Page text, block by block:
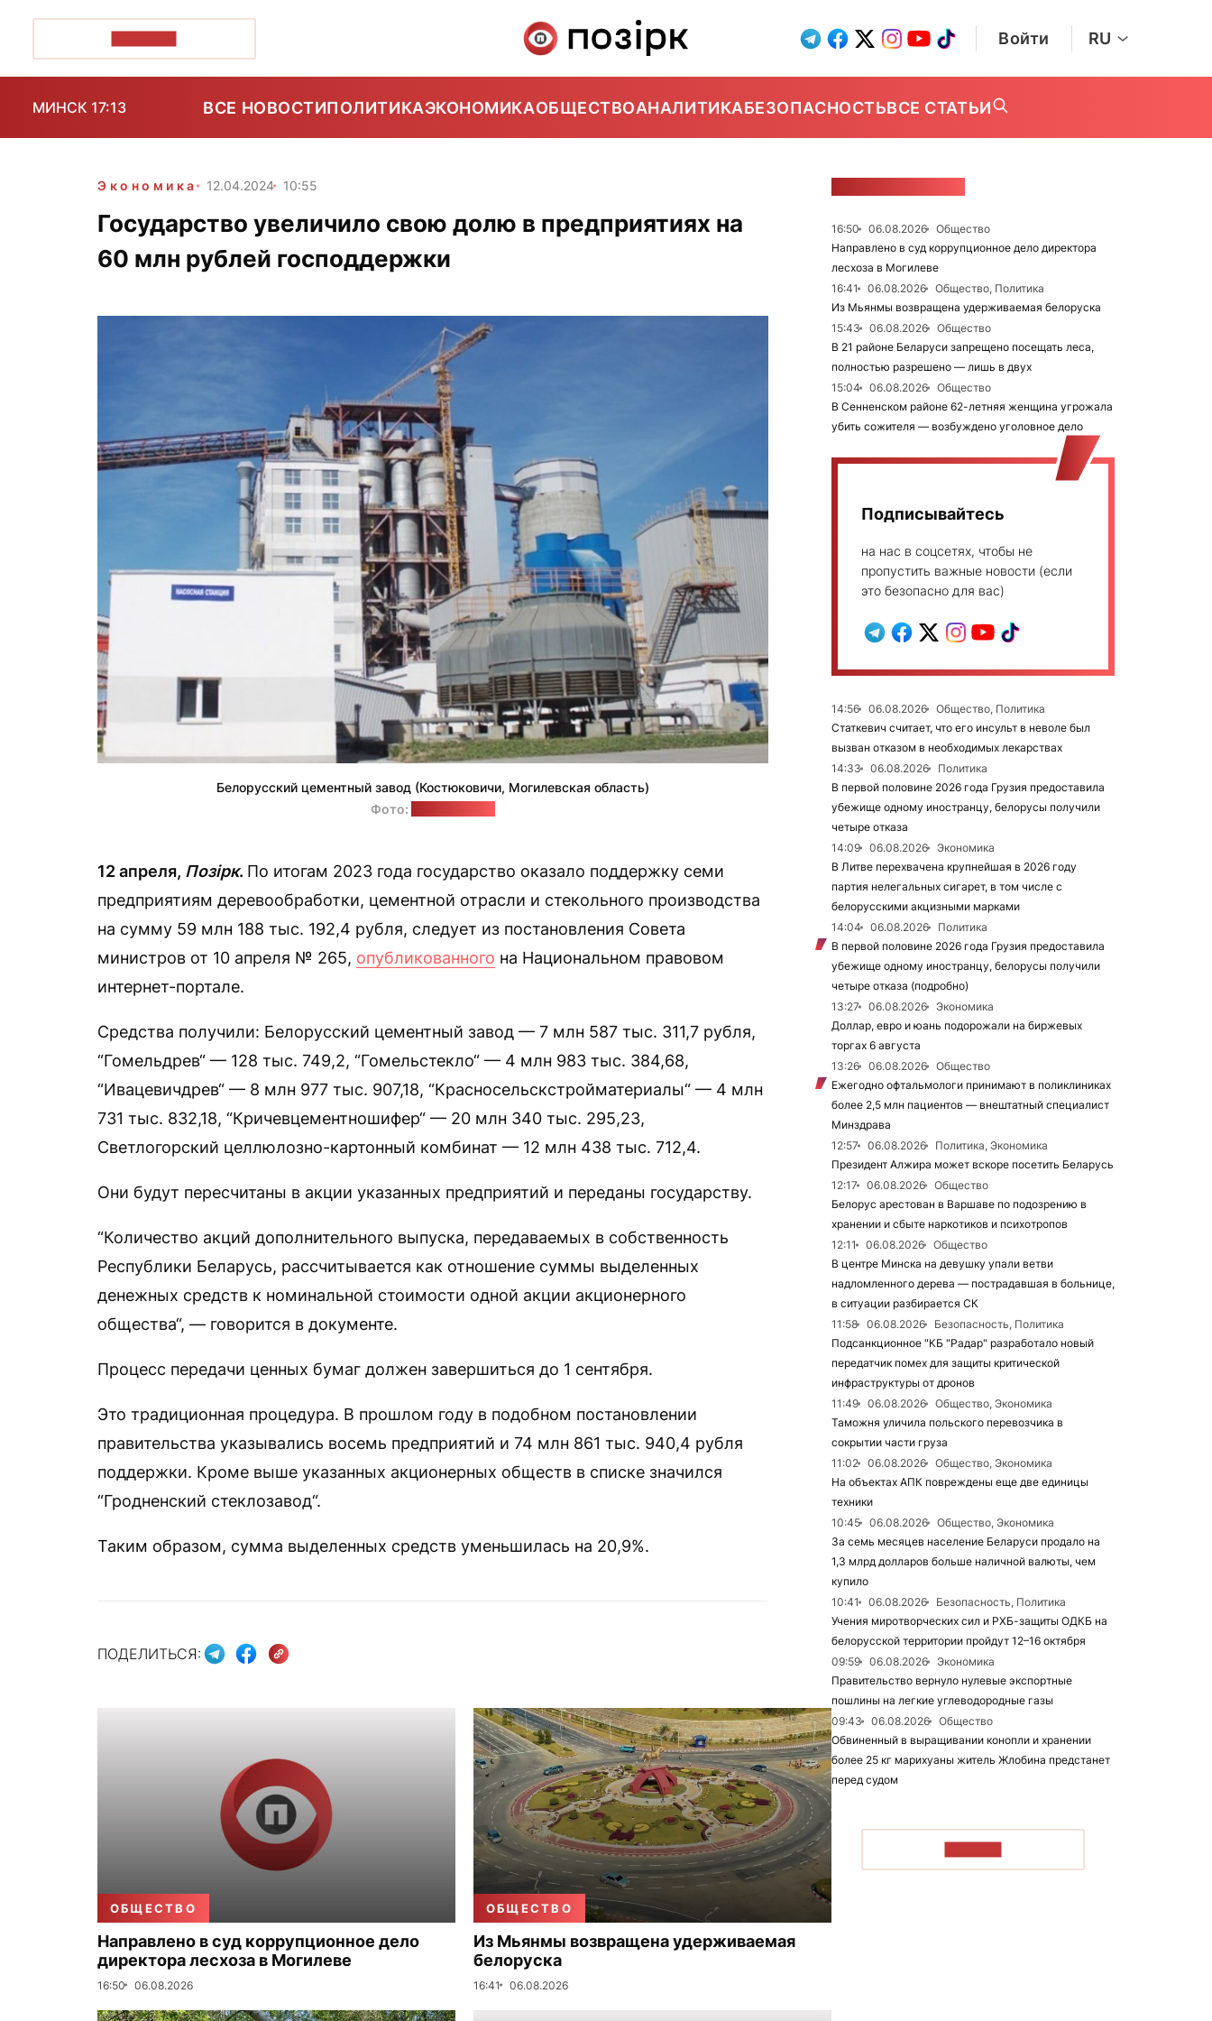
Войти RU
МИНСК 17:13 ВСЕ НОВОСТИПОЛИТИКАЭКОНОМИКАОБЩЕСТВОАНАЛИТИКАБЕЗОПАСНОСТЬВСЕ СТАТЬИ
Экономика 12.04.2024 10:55
Государство увеличило свою долю в предприятиях на
60 млн рублей господдержки
Белорусский цементный завод (Костюковичи, Могилевская область)
Фото:
12 апреля, Позірк. По итогам 2023 года государство оказало поддержку семи
предприятиям деревообработки, цементной отрасли и стекольного производства
на сумму 59 млн 188 тыс. 192,4 рубля, следует из постановления Совета
министров от 10 апреля № 265, опубликованного на Национальном правовом
интернет-портале.
Средства получили: Белорусский цементный завод — 7 млн 587 тыс. 311,7 рубля,
“Гомельдрев“ — 128 тыс. 749,2, “Гомельстекло“ — 4 млн 983 тыс. 384,68,
“Ивацевичдрев“ — 8 млн 977 тыс. 907,18, “Красносельскстройматериалы“ — 4 млн
731 тыс. 832,18, “Кричевцементношифер“ — 20 млн 340 тыс. 295,23,
Светлогорский целлюлозно-картонный комбинат — 12 млн 438 тыс. 712,4.
Они будут пересчитаны в акции указанных предприятий и переданы государству.
“Количество акций дополнительного выпуска, передаваемых в собственность
Республики Беларусь, рассчитывается как отношение суммы выделенных
денежных средств к номинальной стоимости одной акции акционерного
общества“, — говорится в документе.
Процесс передачи ценных бумаг должен завершиться до 1 сентября.
Это традиционная процедура. В прошлом году в подобном постановлении
правительства указывались восемь предприятий и 74 млн 861 тыс. 940,4 рубля
поддержки. Кроме выше указанных акционерных обществ в списке значился
“Гродненский стеклозавод“.
Таким образом, сумма выделенных средств уменьшилась на 20,9%.
ПОДЕЛИТЬСЯ:
ОБЩЕСТВО
Направлено в суд коррупционное дело
директора лесхоза в Могилеве
16:50 06.08.2026
ОБЩЕСТВО
Из Мьянмы возвращена удерживаемая
белоруска
16:41 06.08.2026
16:50 06.08.2026
Общество
Направлено в суд коррупционное дело директора
лесхоза в Могилеве
16:41
06.08.2026
Общество, Политика
Из Мьянмы возвращена удерживаемая белоруска
15:43
06.08.2026
Общество
В 21 районе Беларуси запрещено посещать леса,
полностью разрешено — лишь в двух
15:04
06.08.2026
Общество
В Сенненском районе 62-летняя женщина угрожала
убить сожителя — возбуждено уголовное дело
Подписывайтесь
на нас в соцсетях, чтобы не
пропустить важные новости (если
это безопасно для вас)
14:56 06.08.2026
Общество, Политика
Статкевич считает, что его инсульт в неволе был
вызван отказом в необходимых лекарствах
14:33
06.08.2026
Политика
В первой половине 2026 года Грузия предоставила
убежище одному иностранцу, белорусы получили
четыре отказа
14:09
06.08.2026
Экономика
В Литве перехвачена крупнейшая в 2026 году
партия нелегальных сигарет, в том числе с
белорусскими акцизными марками
14:04
06.08.2026
Политика
В первой половине 2026 года Грузия предоставила
убежище одному иностранцу, белорусы получили
четыре отказа (подробно)
13:27
06.08.2026
Экономика
Доллар, евро и юань подорожали на биржевых
торгах 6 августа
13:26
06.08.2026
Общество
Ежегодно офтальмологи принимают в поликлиниках
более 2,5 млн пациентов — внештатный специалист
Минздрава
12:57
06.08.2026
Политика, Экономика
Президент Алжира может вскоре посетить Беларусь
12:17
06.08.2026
Общество
Белорус арестован в Варшаве по подозрению в
хранении и сбыте наркотиков и психотропов
12:11
06.08.2026
Общество
В центре Минска на девушку упали ветви
надломленного дерева — пострадавшая в больнице,
в ситуации разбирается СК
11:58
06.08.2026
Безопасность, Политика
Подсанкционное "КБ "Радар" разработало новый
передатчик помех для защиты критической
инфраструктуры от дронов
11:49
06.08.2026
Общество, Экономика
Таможня уличила польского перевозчика в
сокрытии части груза
11:02
06.08.2026
Общество, Экономика
На объектах АПК повреждены еще две единицы
техники
10:45
06.08.2026
Общество, Экономика
За семь месяцев население Беларуси продало на
1,3 млрд долларов больше наличной валюты, чем
купило
10:41
06.08.2026
Безопасность, Политика
Учения миротворческих сил и РХБ-защиты ОДКБ на
белорусской территории пройдут 12–16 октября
09:59
06.08.2026
Экономика
Правительство вернуло нулевые экспортные
пошлины на легкие углеводородные газы
09:43
06.08.2026
Общество
Обвиненный в выращивании конопли и хранении
более 25 кг марихуаны житель Жлобина предстанет
перед судом